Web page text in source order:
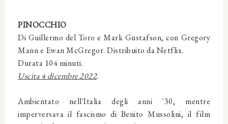
PINOCCHIO
Di Guillermo del Toro e Mark Gustafson, con Gregory
Mann e Ewan McGregor. Distribuito da Netflix.
Durata 104 minuti.
Uscita 4 dicembre 2022.
Ambientato nell'Italia degli anni '30, mentre
imperversava il fascismo di Benito Mussolini, il film